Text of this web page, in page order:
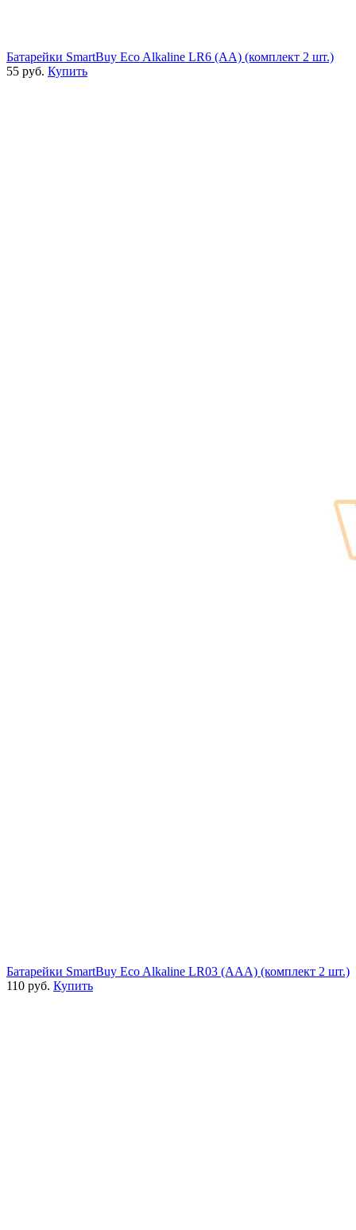
Батарейки SmartBuy Eco Alkaline LR6 (AA) (комплект 2 шт.)
55 руб. Купить
Батарейки SmartBuy Eco Alkaline LR03 (AAA) (комплект 2 шт.)
110 руб. Купить